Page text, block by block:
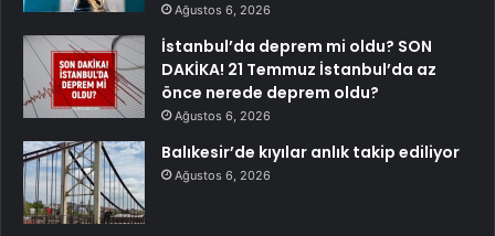
Ağustos 6, 2026
İstanbul’da deprem mi oldu? SON
DAKİKA! 21 Temmuz İstanbul’da az
önce nerede deprem oldu?
Ağustos 6, 2026
Balıkesir’de kıyılar anlık takip ediliyor
Ağustos 6, 2026